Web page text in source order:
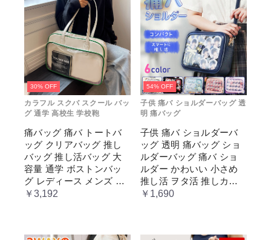
30% OFF
カラフル スクバ スクール バッ
グ 通学 高校生 学校鞄
痛バッグ 痛バ トートバ
ッグ クリアバッグ 推し
バッグ 推し活バッグ 大
容量 通学 ボストンバッ
グ レディース メンズ 男
女兼用 学生 スクール 透
￥3,192
54% OFF
子供 痛バ ショルダーバッグ 透
明 痛バッグ
子供 痛バ ショルダーバ
ッグ 透明 痛バッグ ショ
ルダーバッグ 痛バ ショ
ルダー かわいい 小さめ
推し活 ヲタ活 推しカラ
ー 推し色 肩掛け レディ
￥1,690